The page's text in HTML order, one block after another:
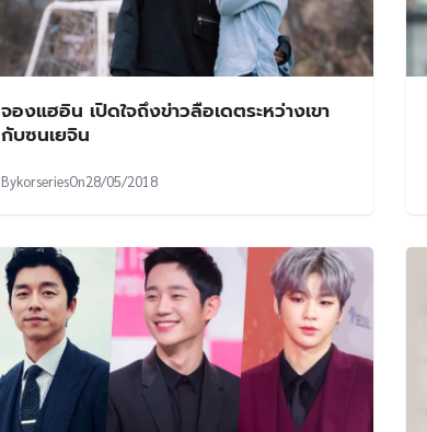
จองแฮอิน เปิดใจถึงข่าวลือเดตระหว่างเขา
กับซนเยจิน
BykorseriesOn28/05/2018